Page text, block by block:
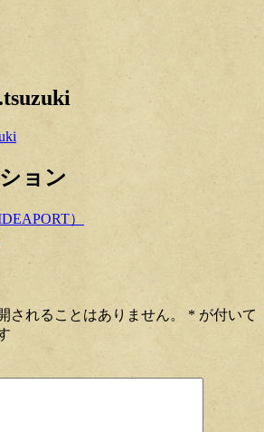
ョン
）
されることはありません。 * が付いて